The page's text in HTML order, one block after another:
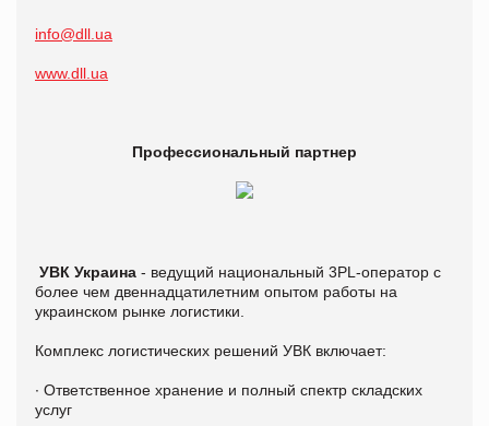
info@dll.ua
www.dll.ua
Профессиональный партнер
УВК Украина - ведущий национальный 3PL-оператор с
более чем двеннадцатилетним опытом работы на
украинском рынке логистики.
Комплекс логистических решений УВК включает:
∙ Ответственное хранение и полный спектр складских
услуг